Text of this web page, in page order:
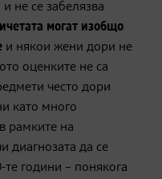
не се забелязва
могат изобщо
и някои жени дори не
оценките не са
често дори
като много
рамките на
диагнозата да се
години – понякога